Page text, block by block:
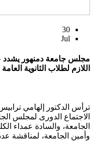
30
Jul
مجلس جامعة دمنهور يشدد
اللازم لطلاب الثانوية
ترأس الدكتور إلهامي
الاجتماع الدورى لمجلس
الجامعة، والسادة عمداء
وأمين الجامعة، لمناقشة